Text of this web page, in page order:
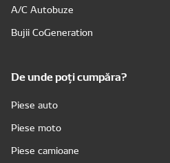
A/C Autobuze
Bujii CoGeneration
De unde poți cumpăra?
Piese auto
Piese moto
Piese camioane